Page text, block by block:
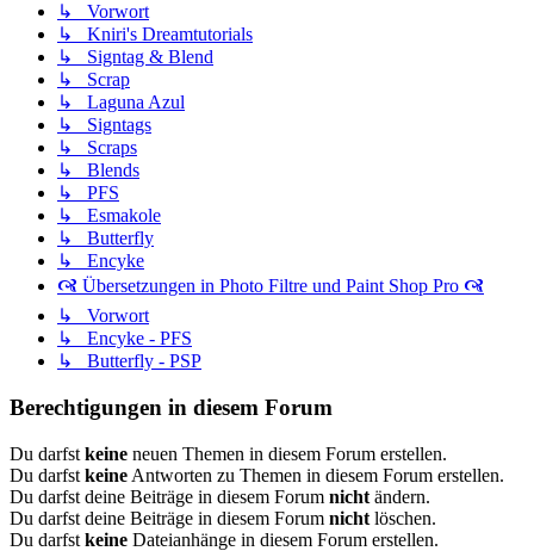
↳ Vorwort
↳ Kniri's Dreamtutorials
↳ Signtag & Blend
↳ Scrap
↳ Laguna Azul
↳ Signtags
↳ Scraps
↳ Blends
↳ PFS
↳ Esmakole
↳ Butterfly
↳ Encyke
🙧 Übersetzungen in Photo Filtre und Paint Shop Pro 🙧
↳ Vorwort
↳ Encyke - PFS
↳ Butterfly - PSP
Berechtigungen in diesem Forum
Du darfst keine neuen Themen in diesem Forum erstellen.
Du darfst keine Antworten zu Themen in diesem Forum erstellen.
Du darfst deine Beiträge in diesem Forum nicht ändern.
Du darfst deine Beiträge in diesem Forum nicht löschen.
Du darfst keine Dateianhänge in diesem Forum erstellen.